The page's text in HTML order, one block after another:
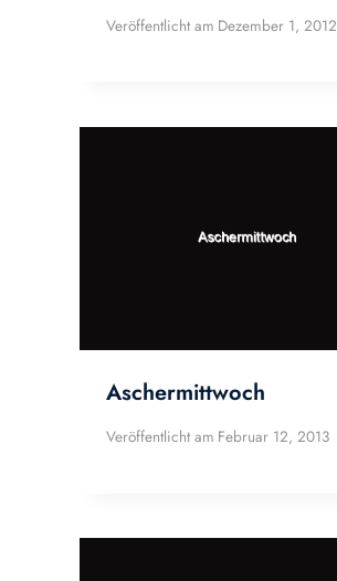
Veröffentlicht am Dezember 1, 2012
Aschermittwoch
Veröffentlicht am Februar 12, 2013